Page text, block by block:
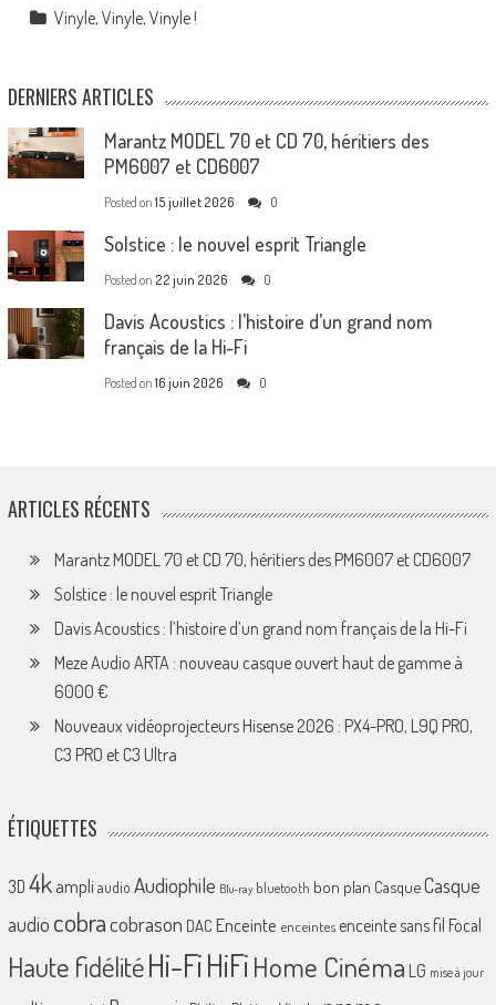
Vinyle, Vinyle, Vinyle !
DERNIERS ARTICLES
Marantz MODEL 70 et CD 70, héritiers des
PM6007 et CD6007
Posted on 15 juillet 2026 0
Solstice : le nouvel esprit Triangle
Posted on 22 juin 2026 0
Davis Acoustics : l’histoire d’un grand nom
français de la Hi-Fi
Posted on 16 juin 2026 0
ARTICLES RÉCENTS
Marantz MODEL 70 et CD 70, héritiers des PM6007 et CD6007
Solstice : le nouvel esprit Triangle
Davis Acoustics : l’histoire d’un grand nom français de la Hi-Fi
Meze Audio ARTA : nouveau casque ouvert haut de gamme à
6000 €
Nouveaux vidéoprojecteurs Hisense 2026 : PX4-PRO, L9Q PRO,
C3 PRO et C3 Ultra
ÉTIQUETTES
3D 4k ampliaudio Audiophile Blu-ray bluetooth bon plan CasqueCasque
audio cobracobrason DAC Enceinte enceintes enceinte sans fil Focal
Haute fidélitéHi-FiHiFiHome Cinéma LG mise à jour